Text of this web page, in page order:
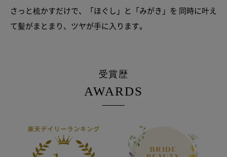
さっと梳かすだけで、「ほぐし」と「みがき」を 同時に叶え
て髪がまとまり、ツヤが手に入ります。
受賞歴
AWARDS